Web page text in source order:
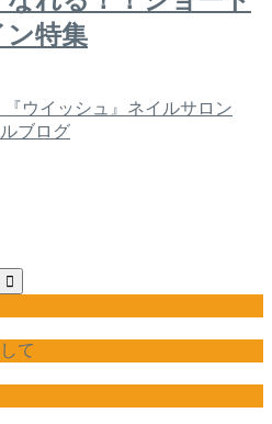
ン特集
ウイッシュ』ネイルサロン
ブログ
て